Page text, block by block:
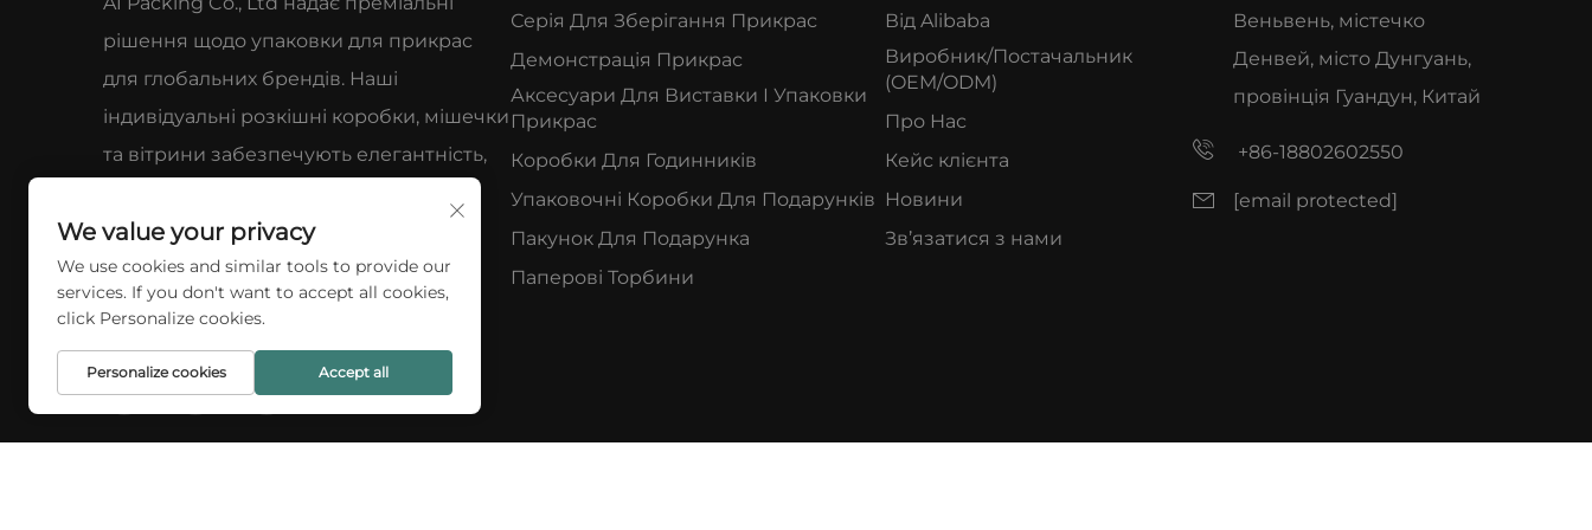
рішення щодо упаковки для прикрас
для глобальних брендів. Наші
індивідуальні розкішні коробки, мішечки
та вітрини забезпечують елегантність,
Нам довіряють понад 100 клієнтів по
всьому світі. Замовте розрахунок уже
сьогодні.
Серія Для Зберігання Прикрас
Демонстрація Прикрас
Аксесуари Для Виставки І Упаковки
Прикрас
Коробки Для Годинників
Упаковочні Коробки Для Подарунків
Пакунок Для Подарунка
Паперові Торбини
Від Alibaba
Виробник/Постачальник
(OEM/ODM)
Про Нас
Кейс клієнта
Новини
Зв’язатися з нами
Веньвень, містечко
Денвей, місто Дунгуань,
провінція Гуандун, Китай
+86-18802602550
[email protected]
We value your privacy
We use cookies and similar tools to provide our
services. If you don't want to accept all cookies,
click Personalize cookies.
Personalize cookies Accept all